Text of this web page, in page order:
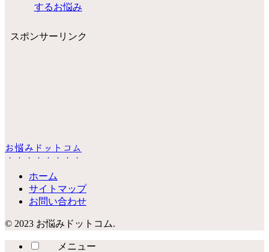
するお悩み
スポンサーリンク
お悩みドットコム
ホーム
サイトマップ
お問い合わせ
© 2023 お悩みドットコム.
メニュー